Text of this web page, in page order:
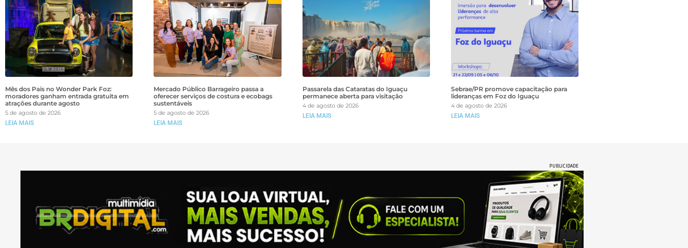
Mês dos Pais no Wonder Park Foz:
moradores ganham entrada gratuita em
atrações durante agosto
5 de agosto de 2026
LEIA MAIS
Mercado Público Barrageiro passa a
oferecer serviços de costura e ecobags
sustentáveis
5 de agosto de 2026
LEIA MAIS
Passarela das Cataratas do Iguaçu
permanece aberta para visitação
4 de agosto de 2026
LEIA MAIS
Sebrae/PR promove capacitação para
lideranças em Foz do Iguaçu
4 de agosto de 2026
LEIA MAIS
PUBLICIDADE